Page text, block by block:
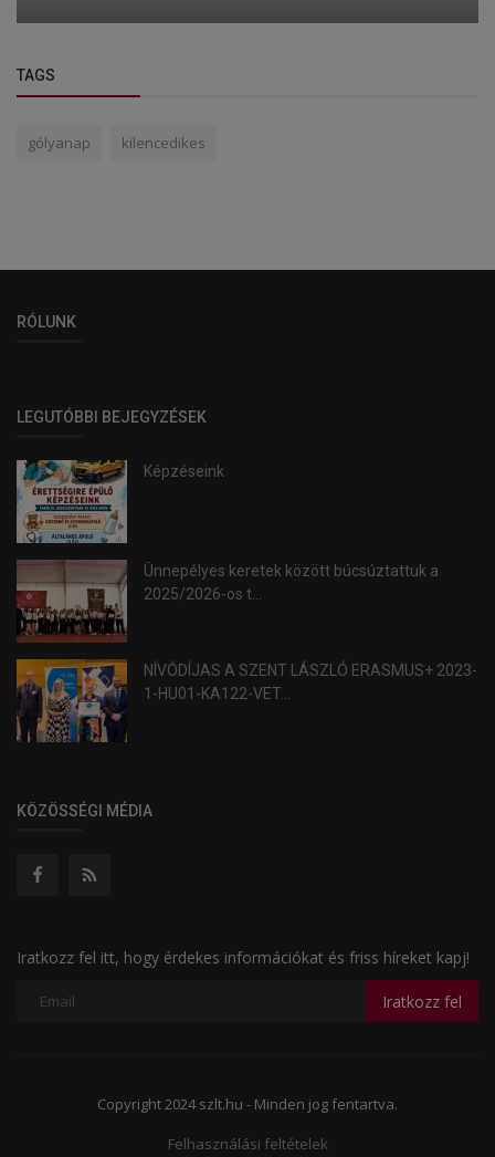
TAGS
gólyanap kilencedikes
RÓLUNK
LEGUTÓBBI BEJEGYZÉSEK
Képzéseink
Ünnepélyes keretek között búcsúztattuk a
2025/2026-os t...
NÍVÓDÍJAS A SZENT LÁSZLÓ ERASMUS+ 2023-
1-HU01-KA122-VET...
KÖZÖSSÉGI MÉDIA
Iratkozz fel itt, hogy érdekes információkat és friss híreket kapj!
Iratkozz fel
Copyright 2024 szlt.hu - Minden jog fentartva.
Felhasználási feltételek